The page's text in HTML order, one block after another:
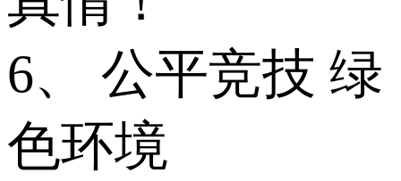
6、 公平竞技 绿
色环境